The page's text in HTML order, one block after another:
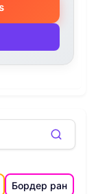
Бордер ран